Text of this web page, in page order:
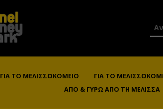
ΓΙΑ ΤΟ ΜΕΛΙΣΣΟΚΟΜΕΊΟ ΓΙΑ ΤΟ
ΑΠΌ & ΓΎΡΩ ΑΠΌ ΤΗ ΜΈΛΙΣΣΑ